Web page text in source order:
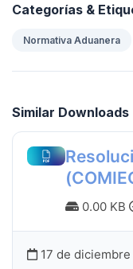
Categorías &
Normativa Aduanera
Similar Downloads
0.00 KB
17 de diciembre